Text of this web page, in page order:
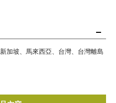
加坡、馬來西亞、台灣、台灣離島